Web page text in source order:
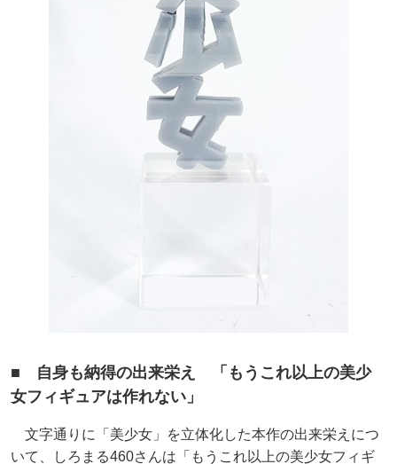
■ 自身も納得の出来栄え 「もうこれ以上の美少
女フィギュアは作れない」
文字通りに「美少女」を立体化した本作の出来栄えにつ
いて、しろまる460さんは「もうこれ以上の美少女フィギ